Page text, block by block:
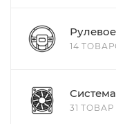
14
31 ТОВАР